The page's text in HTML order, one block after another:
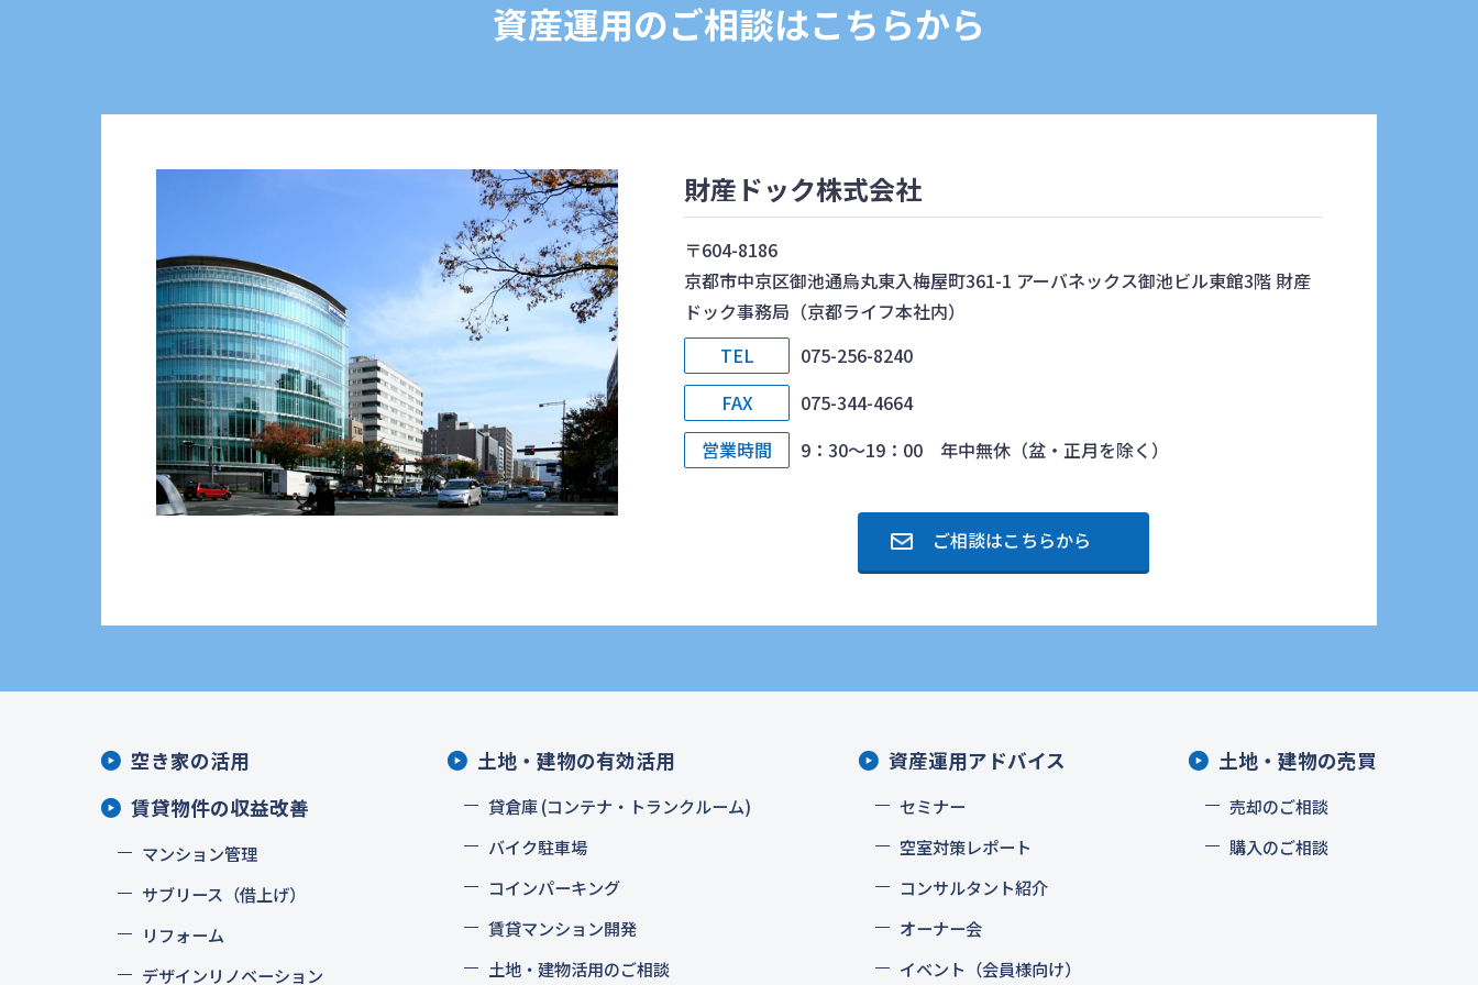
資産運用のご相談はこちらから
財産ドック株式会社
〒604-8186
京都市中京区御池通烏丸東入梅屋町361-1 アーバネックス御池ビル東館3階 財産
ドック事務局（京都ライフ本社内）
TEL
075-256-8240
FAX
075-344-4664
営業時間
9：30～19：00 年中無休（盆・正月を除く）
ご相談はこちらから
空き家の活用
賃貸物件の収益改善
マンション管理
サブリース（借上げ）
リフォーム
デザインリノベーション
土地・建物の有効活用
貸倉庫 (コンテナ・トランクルーム)
バイク駐車場
コインパーキング
賃貸マンション開発
土地・建物活用のご相談
資産運用アドバイス
セミナー
空室対策レポート
コンサルタント紹介
オーナー会
イベント（会員様向け）
土地・建物の売買
売却のご相談
購入のご相談